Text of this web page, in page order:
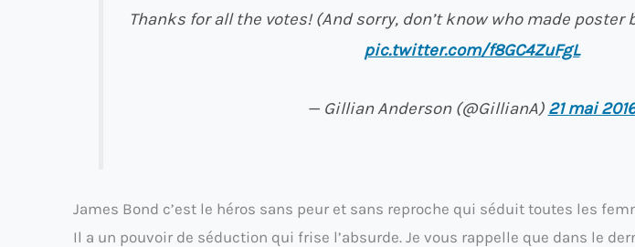
Thanks for all the votes! (And sorry, don’t know who made poster
pic.twitter.com/f8GC4ZuFgL
— Gillian Anderson (@GillianA) 21 mai
James Bond c’est le héros sans peur et sans reproche qui séduit toutes les
Il a un pouvoir de séduction qui frise l’absurde. Je vous rappelle que dans le